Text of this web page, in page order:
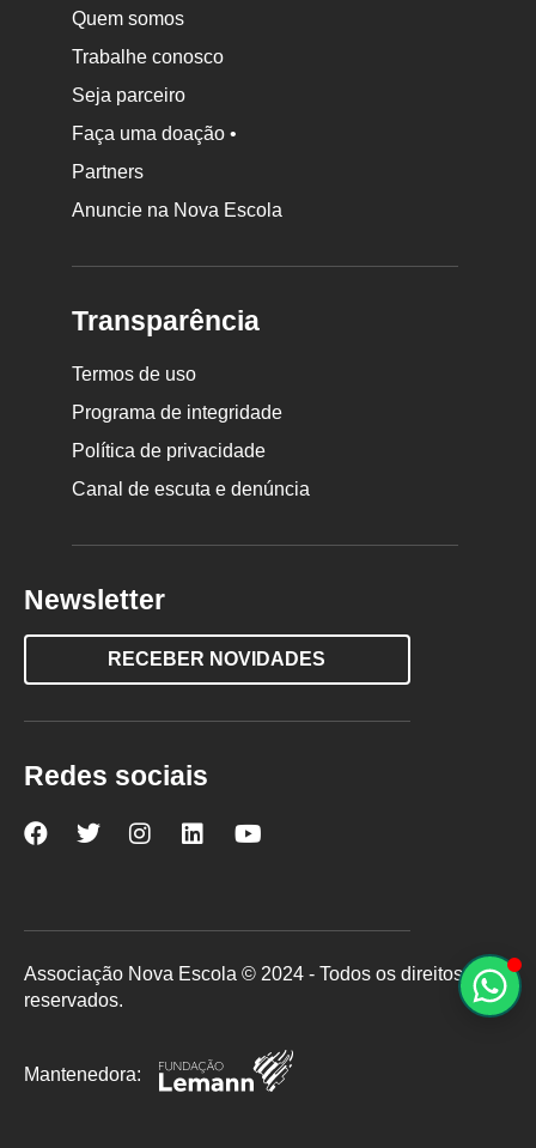
Quem somos
Trabalhe conosco
Seja parceiro
Faça uma doação •
Partners
Anuncie na Nova Escola
Transparência
Termos de uso
Programa de integridade
Política de privacidade
Canal de escuta e denúncia
Newsletter
RECEBER NOVIDADES
Redes sociais
Nova
Facebook
Nova
Twitter
Nova
Instagram
Nova
LinkedInYouTube
Associação Nova Escola © 2024 - Todos os direitos
reservados.
Mantenedora: